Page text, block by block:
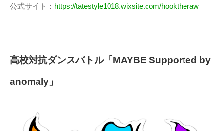
公式サイト： https://tatestyle1018.wixsite.com/hooktheraw
高校対抗ダンスバトル「MAYBE Supported by
anomaly」